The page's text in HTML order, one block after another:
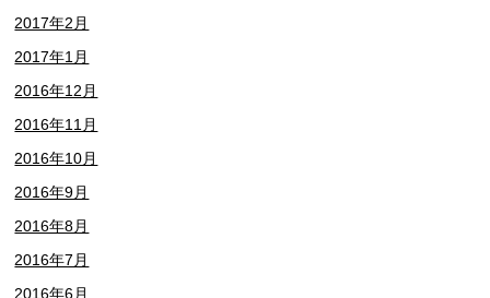
2017年2月
2017年1月
2016年12月
2016年11月
2016年10月
2016年9月
2016年8月
2016年7月
2016年6月